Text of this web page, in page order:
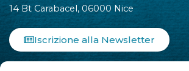
14 Bt Carabacel, 06000 Nice
Iscrizione alla Newsletter